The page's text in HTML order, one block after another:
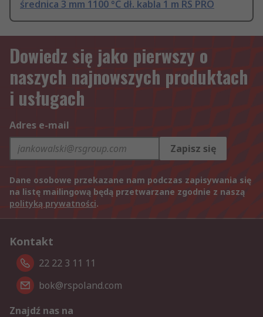
średnica 3 mm 1100 °C dł. kabla 1 m RS PRO
Dowiedz się jako pierwszy o
naszych najnowszych produktach
i usługach
Adres e-mail
Zapisz się
Dane osobowe przekazane nam podczas zapisywania się
na listę mailingową będą przetwarzane zgodnie z naszą
polityką prywatności.
Kontakt
22 22 3 11 11
bok@rspoland.com
Znajdź nas na